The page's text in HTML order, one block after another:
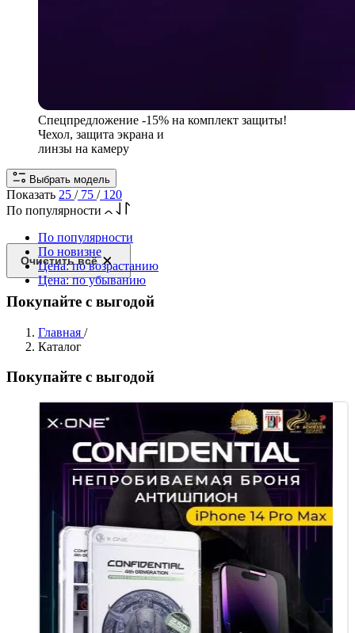
Спецпредложение -15% на комплект защиты!
Чехол, защита экрана и
линзы на камеру
Выбрать модель
Показать 25 / 75 / 120
По популярности
По популярности
По новизне
Цена: по возрастанию
Цена: по убыванию
Очистить всё
Покупайте с выгодой
Главная /
Каталог
Покупайте с выгодой